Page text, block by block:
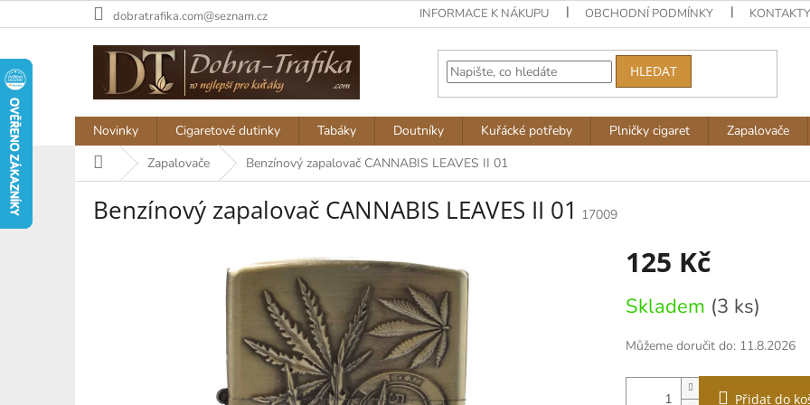
na
dobratrafika.com@seznam.cz INFORMACE K NÁKUPU OBCHODNÍ PODMÍNKY KONTAKTY
HLEDAT
Novinky Cigaretové dutinky Tabáky Doutníky Kuřácké potřeby Plničky cigaret Zapalovače
Domů Zapalovače Benzínový zapalovač CANNABIS LEAVES II 01
Benzínový zapalovač CANNABIS LEAVES II 01 17009
125 Kč
cena:
Skladem (3 ks)
Můžeme doručit do: 11.8.2026
Přidat do